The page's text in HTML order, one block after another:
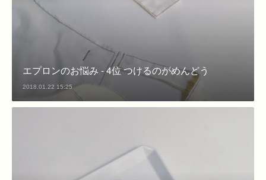
エプロンのお悩み - 4位 つけるのがめんどう
2018.01.22 15:25